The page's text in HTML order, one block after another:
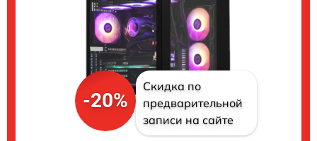
-20%
Скидка по
предварительной
записи на сайте